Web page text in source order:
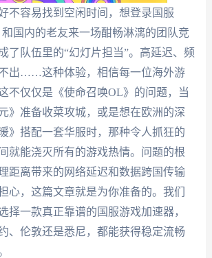
不容易找到空闲时间，想登录国服
和国内的老友来一场酣畅淋漓的团队竞
了队伍里的“幻灯片担当”。高延迟、频
出……这种体验，相信每一位海外游
不仅仅是《使命召唤OL》的问题，当
》准备收菜攻城，或是想在欧洲的深
》搭配一套华服时，那种令人抓狂的
就能浇灭所有的游戏热情。问题的根
距离带来的网络延迟和数据跨国传输
心，这篇文章就是为你准备的。我们
择一款真正靠谱的国服游戏加速器，
、伦敦还是悉尼，都能获得稳定流畅